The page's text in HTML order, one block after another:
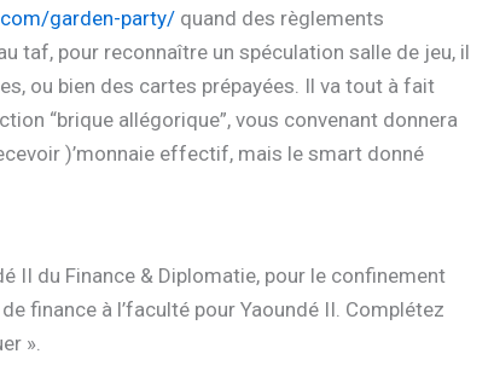
garden-party/ quand des règlements
taf, pour reconnaître un spéculation salle de jeu, il
ou bien des cartes prépayées. Il va tout à fait
“brique allégorique”, vous convenant donnera
)’monnaie effectif, mais le smart donné
II du Finance & Diplomatie, pour le confinement
finance à l’faculté pour Yaoundé II. Complétez
».